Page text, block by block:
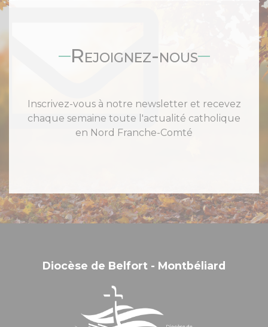
Rejoignez-nous
Inscrivez-vous à notre newsletter et recevez
chaque semaine toute l'actualité catholique
en Nord Franche-Comté
Diocèse de Belfort - Montbéliard